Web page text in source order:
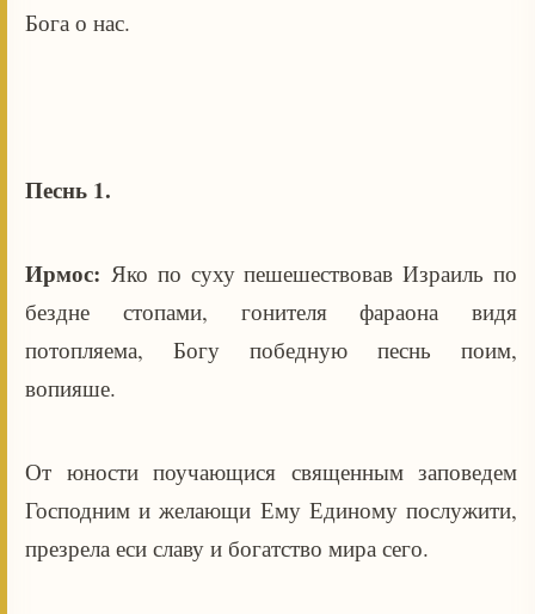
Бога о нас.
Песнь 1.
Ирмос: Яко по суху пешешествовав Израиль по
бездне стопами, гонителя фараона видя
потопляема, Богу победную песнь поим,
вопияше.
От юности поучающися священным заповедем
Господним и желающи Ему Единому послужити,
презрела еси славу и богатство мира сего.